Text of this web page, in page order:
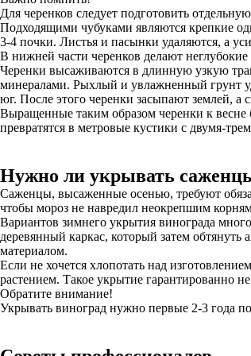
Для черенков следует подготовить
Подходящими чубуками являются крепкие
3-4 почки. Листья и пасынки удаляются, а
В нижней части черенков делают
Черенки высаживаются в длинную узкую
минералами. Рыхлый и увлажненный грунт
юг. После этого черенки засыпают землей, а
Выращенные таким образом черенки к весне
превратятся в метровые кустики с двумя-
Нужно ли укрывать
Саженцы, высаженные осенью, требуют
чтобы мороз не навредил неокрепшим
Вариантов зимнего укрытия винограда
деревянный каркас, который затем
материалом.
Если не хочется хлопотать над
растением. Такое укрытие гарантированно
Обратите внимание!
Укрывать виноград нужно первые 2-3 года